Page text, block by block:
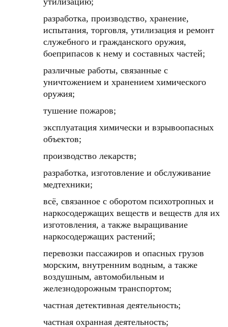
разработка, производство, хранение,
испытания, торговля, утилизация и ремонт
служебного и гражданского оружия,
боеприпасов к нему и составных частей;
различные работы, связанные c
уничтожением и хранением химического
оружия;
тушение пожаров;
эксплуатация химически и взрывоопасных
объектов;
производство лекарств;
разработка, изготовление и обслуживание
медтехники;
всё, связанное с оборотом психотропных и
наркосодержащих веществ и веществ для их
изготовления, a также выращивание
наркосодержащих растений;
перевозки пассажиров и опасных грузов
морским, внутренним водным, а также
воздушным, автомобильным и
железнодорожным транспортом;
частная детективная деятельность;
частная охранная деятельность;